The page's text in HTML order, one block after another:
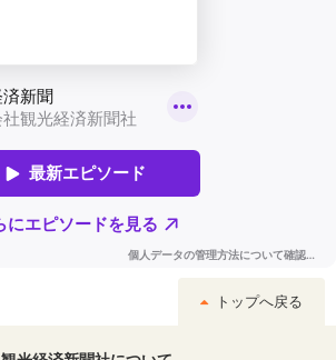
トップへ戻る